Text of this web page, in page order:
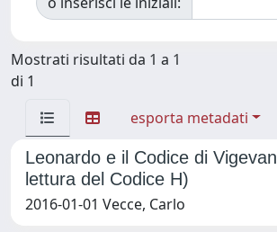
Mostrati risultati da 1 a 1
di 1
esporta metadati
Leonardo e il Codice di
lettura del Codice H)
2016-01-01 Vecce, Carlo